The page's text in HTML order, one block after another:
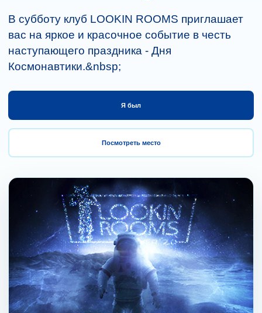
В субботу клуб LOOKIN ROOMS приглашает
вас на яркое и красочное событие в честь
наступающего праздника - Дня
Космонавтики.&nbsp;
Я был
Посмотреть место